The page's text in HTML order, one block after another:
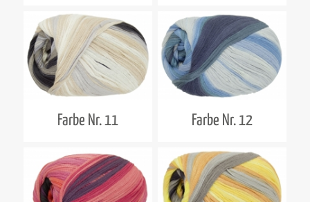
Farbe Nr. 11 Farbe Nr. 12